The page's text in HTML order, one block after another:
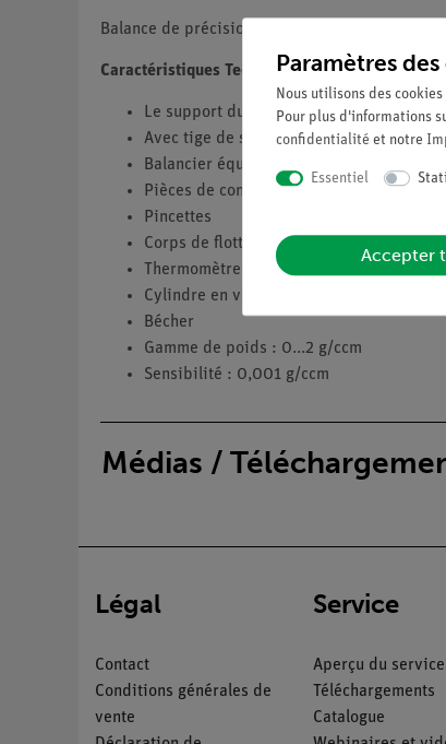
Balance de précision avec un balancier à
Caractéristiques Techniques
Le support du fléau de la balance est
Avec tige de support à hauteur variable
Balancier équipé de 9 positions pour les
Pièces de contrepoids
Pincettes
Corps de flottaison de Reimann avec fil
Thermomètre
Cylindre en verre
Bécher
Gamme de poids : 0...2 g/ccm
Sensibilité : 0,001 g/ccm
Médias /
Légal
Contact
Conditions générales de
vente
Service
Aperçu du service
Téléchargements
Catalogue
Paramètres
Nous utilisons des
Pour plus d'informations
confidentialité et notre
Essentiel
Accepter